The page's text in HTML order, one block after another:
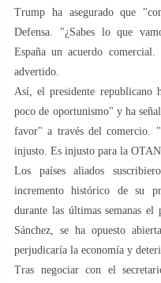
Trump ha asegurado que
Defensa. "¿Sabes lo que
España un acuerdo
advertido.
Así, el presidente republicano
poco de oportunismo" y ha
favor" a través del comercio.
injusto. Es injusto para la
Los países aliados
incremento histórico de su
durante las últimas semanas el
Sánchez, se ha opuesto
perjudicaría la economía y
Tras negociar con el